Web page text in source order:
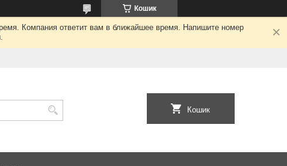
Кошик
Компания ответит вам в ближайшее время. Напишите номер
Кошик